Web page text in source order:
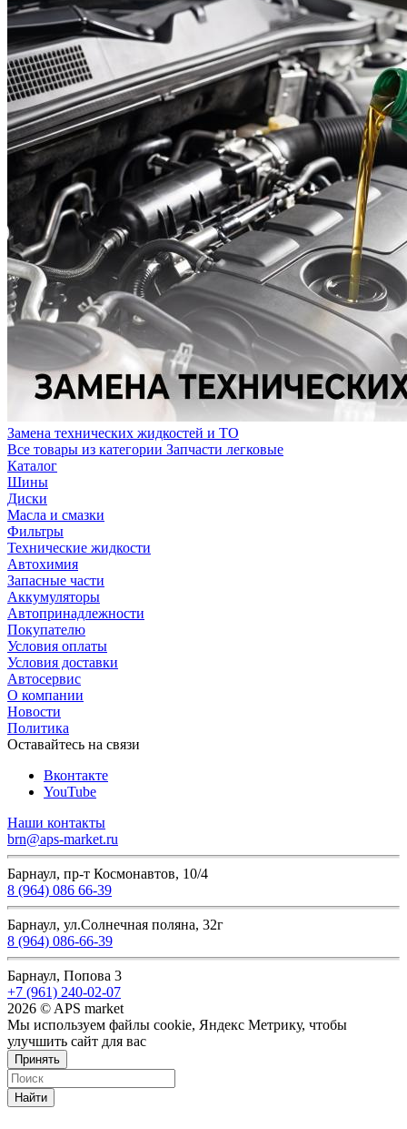
Замена технических жидкостей и ТО
Все товары из категории Запчасти легковые
Каталог
Шины
Диски
Масла и смазки
Фильтры
Технические жидкости
Автохимия
Запасные части
Аккумуляторы
Автопринадлежности
Покупателю
Условия оплаты
Условия доставки
Автосервис
О компании
Новости
Политика
Оставайтесь на связи
Вконтакте
YouTube
Наши контакты
brn@aps-market.ru
Барнаул, пр-т Космонавтов, 10/4
8 (964) 086 66-39
Барнаул, ул.Солнечная поляна, 32г
8 (964) 086-66-39
Барнаул, Попова 3
+7 (961) 240-02-07
2026 © APS market
Мы используем файлы cookie, Яндекс Метрику, чтобы
улучшить сайт для вас
Принять
Найти